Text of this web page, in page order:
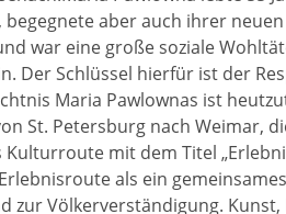
aber auch ihrer
war eine große soziale
Der Schlüssel hierfür ist der
Maria Pawlownas ist
St. Petersburg nach Weimar,
mit dem Titel
als ein
zur Völkerverständigung.